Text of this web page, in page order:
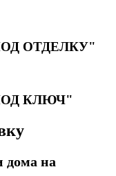
ОТДЕЛКУ"
КЛЮЧ"
дома на